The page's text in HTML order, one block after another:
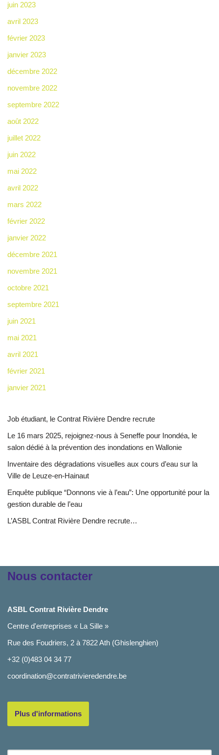
juin 2023
avril 2023
février 2023
janvier 2023
décembre 2022
novembre 2022
septembre 2022
août 2022
juillet 2022
juin 2022
mai 2022
avril 2022
mars 2022
février 2022
janvier 2022
décembre 2021
novembre 2021
octobre 2021
septembre 2021
juin 2021
mai 2021
avril 2021
février 2021
janvier 2021
Job étudiant, le Contrat Rivière Dendre recrute
Le 16 mars 2025, rejoignez-nous à Seneffe pour Inondéa, le
salon dédié à la prévention des inondations en Wallonie
Inventaire des dégradations visuelles aux cours d’eau sur la
Ville de Leuze-en-Hainaut
Enquête publique “Donnons vie à l’eau”: Une opportunité pour la
gestion durable de l’eau
L’ASBL Contrat Rivière Dendre recrute…
Nous contacter
ASBL Contrat Rivière Dendre
Centre d'entreprises « La Sille »
Rue des Foudriers, 2 à 7822 Ath (Ghislenghien)
+32 (0)483 04 34 77
coordination@contratrivieredendre.be
Plus d'informations